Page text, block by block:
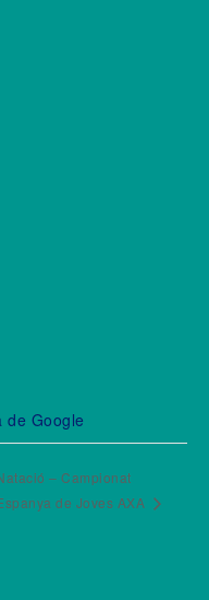
de Google
– Campionat
de Joves AXA